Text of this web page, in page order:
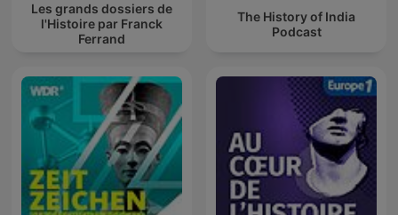
Les grands dossiers de
l'Histoire par Franck
Ferrand
The History of India
Podcast